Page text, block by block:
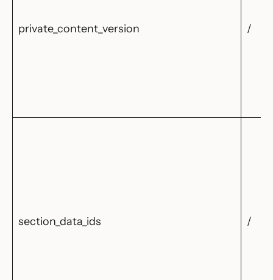
private_content_version /
section_data_ids /